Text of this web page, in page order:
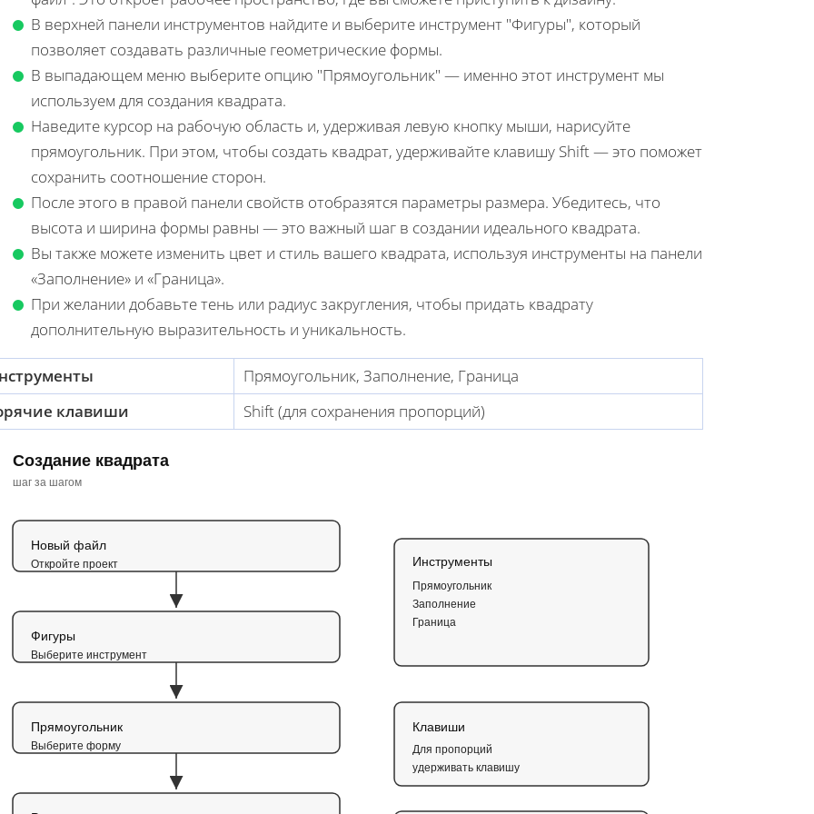
В верхней панели инструментов найдите и выберите инструмент "Фигуры", который
позволяет создавать различные геометрические формы.
В выпадающем меню выберите опцию "Прямоугольник" — именно этот инструмент мы
используем для создания квадрата.
Наведите курсор на рабочую область и, удерживая левую кнопку мыши, нарисуйте
прямоугольник. При этом, чтобы создать квадрат, удерживайте клавишу Shift — это поможет
сохранить соотношение сторон.
После этого в правой панели свойств отобразятся параметры размера. Убедитесь, что
высота и ширина формы равны — это важный шаг в создании идеального квадрата.
Вы также можете изменить цвет и стиль вашего квадрата, используя инструменты на панели
«Заполнение» и «Граница».
При желании добавьте тень или радиус закругления, чтобы придать квадрату
дополнительную выразительность и уникальность.
Прямоугольник, Заполнение, Граница
клавиши
Shift (для сохранения пропорций)
Создание квадрата
шаг за шагом
Новый файл
Откройте проект
Фигуры
Выберите инструмент
Прямоугольник
Выберите форму
Инструменты
Прямоугольник
Заполнение
Граница
Клавиши
Для пропорций
удерживать клавишу